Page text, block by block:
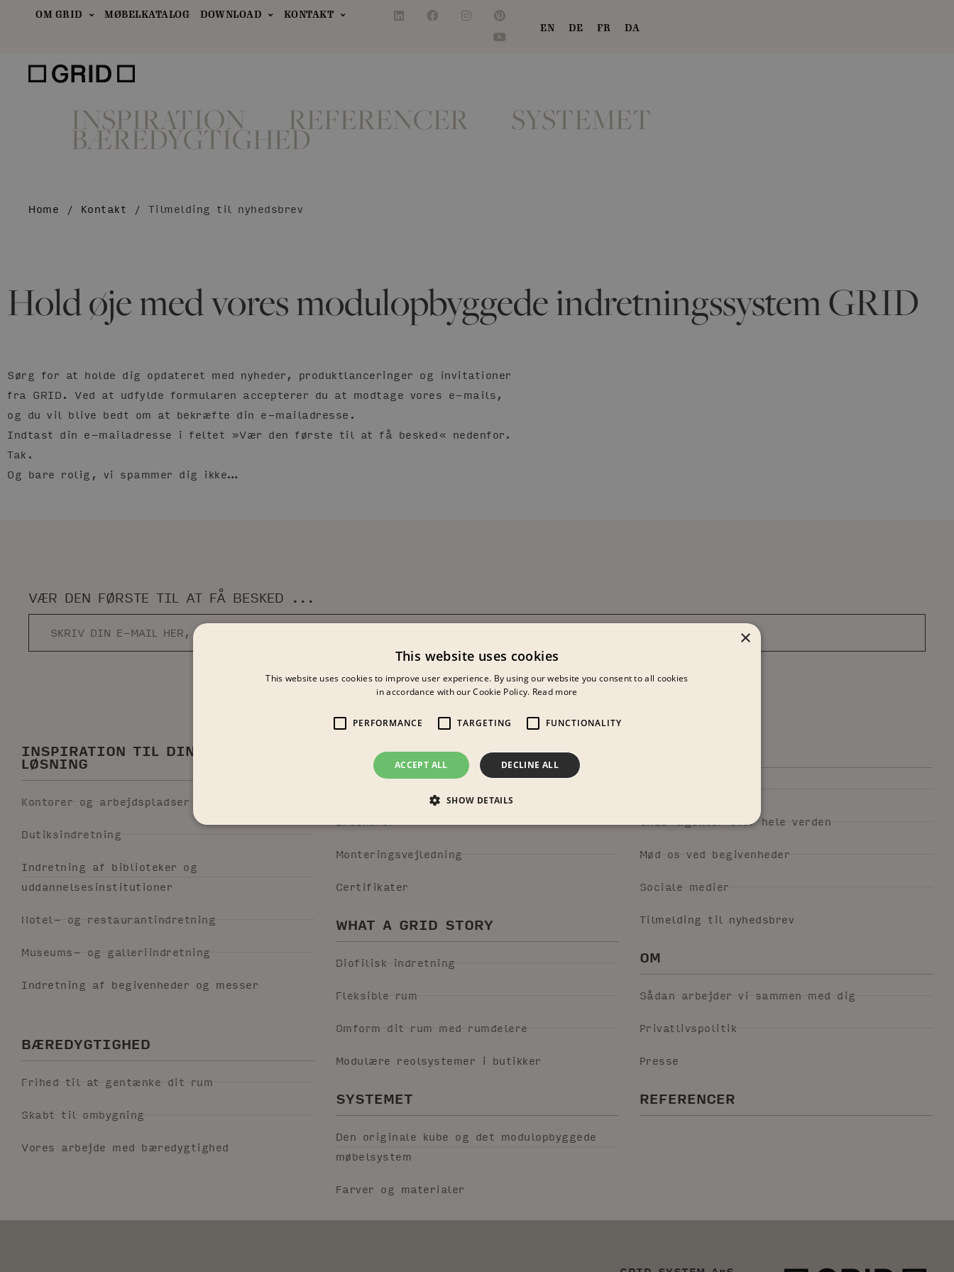
OM GRID MØBELKATALOG DOWNLOAD
KONTAKT
EN
DE FR DA
INSPIRATION REFERENCER SYSTEMET
BÆREDYGTIGHED
Home / Kontakt / Tilmelding til nyhedsbrev
Hold øje med vores modulopbyggede indretningssystem GRID
Sørg for at holde dig opdateret med nyheder, produktlanceringer og invitationer
fra GRID. Ved at udfylde formularen accepterer du at modtage vores e-mails,
og du vil blive bedt om at bekræfte din e-mailadresse.
Indtast din e-mailadresse i feltet »Vær den første til at få besked« nedenfor.
Tak.
Og bare rolig, vi spammer dig ikke…
VÆR DEN FØRSTE TIL AT FÅ BESKED ...
INSPIRATION TIL DIN MODULÆRE
LØSNING
Kontorer og arbejdspladser
Butiksindretning
Indretning af biblioteker og
uddannelsesinstitutioner
Hotel- og restaurantindretning
Museums- og galleriindretning
Indretning af begivenheder og messer
BÆREDYGTIGHED
Frihed til at gentænke dit rum
Skabt til ombygning
Vores arbejde med bæredygtighed
DOWNLOADS
Brochurer
Monteringsvejledning
Certifikater
WHAT A GRID STORY
Biofilisk indretning
Fleksible rum
Omform dit rum med rumdelere
Modulære reolsystemer i butikker
SYSTEMET
Den originale kube og det modulopbyggede
møbelsystem
Farver og materialer
GRID-agenter over hele verden
Mød os ved begivenheder
Sociale medier
Tilmelding til nyhedsbrev
OM
Sådan arbejder vi sammen med dig
Privatlivspolitik
Presse
REFERENCER
×
This website uses cookies
This website uses cookies to improve user experience. By using our website you consent to all cookies
in accordance with our Cookie Policy. Read more
PERFORMANCE TARGETING FUNCTIONALITY
ACCEPT ALL DECLINE ALL
SHOW DETAILS